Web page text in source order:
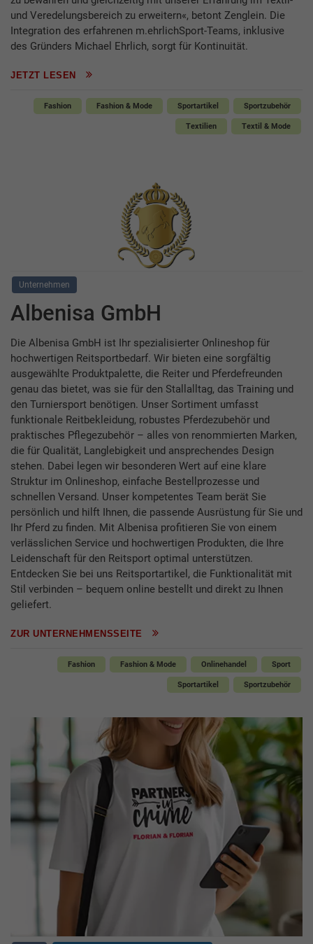
und Veredelungsbereich zu erweitern«, betont Zenglein. Die
Integration des erfahrenen m.ehrlichSport-Teams, inklusive
des Gründers Michael Ehrlich, sorgt für Kontinuität.
JETZT LESEN
Fashion Fashion & Mode Sportartikel Sportzubehör
Textilien Textil & Mode
Unternehmen
Albenisa GmbH
Die Albenisa GmbH ist Ihr spezialisierter Onlineshop für
hochwertigen Reitsportbedarf. Wir bieten eine sorgfältig
ausgewählte Produktpalette, die Reiter und Pferdefreunden
genau das bietet, was sie für den Stallalltag, das Training und
den Turniersport benötigen. Unser Sortiment umfasst
funktionale Reitbekleidung, robustes Pferdezubehör und
praktisches Pflegezubehör – alles von renommierten Marken,
die für Qualität, Langlebigkeit und ansprechendes Design
stehen. Dabei legen wir besonderen Wert auf eine klare
Struktur im Onlineshop, einfache Bestellprozesse und
schnellen Versand. Unser kompetentes Team berät Sie
persönlich und hilft Ihnen, die passende Ausrüstung für Sie und
Ihr Pferd zu finden. Mit Albenisa profitieren Sie von einem
verlässlichen Service und hochwertigen Produkten, die Ihre
Leidenschaft für den Reitsport optimal unterstützen.
Entdecken Sie bei uns Reitsportartikel, die Funktionalität mit
Stil verbinden – bequem online bestellt und direkt zu Ihnen
geliefert.
ZUR UNTERNEHMENSSEITE
Fashion Fashion & Mode Onlinehandel Sport
Sportartikel Sportzubehör